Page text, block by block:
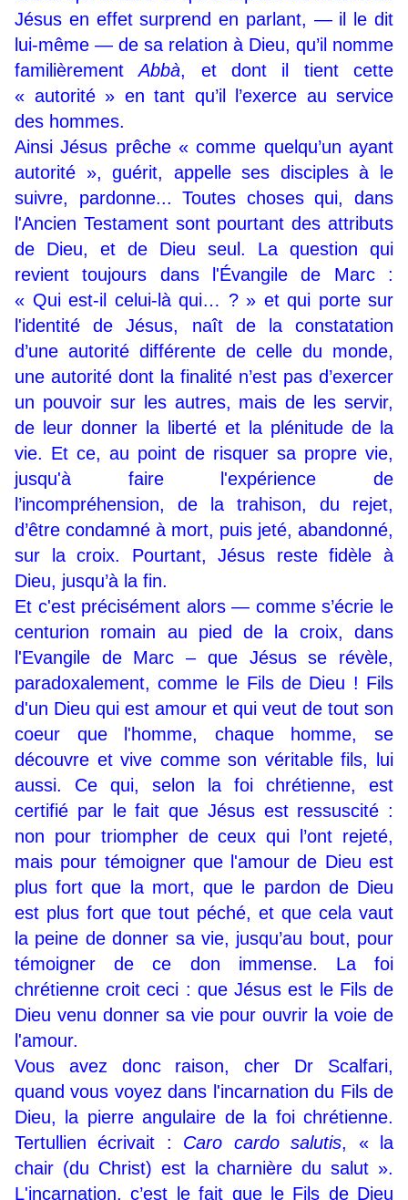
Jésus en effet surprend en parlant, — il le dit
lui-même — de sa relation à Dieu, qu’il nomme
familièrementAbbà, et dont il tient cette
« autorité » en tant qu’il l’exerce au service
des hommes.
Ainsi Jésus prêche « comme quelqu’un ayant
autorité », guérit, appelle ses disciples à le
suivre, pardonne... Toutes choses qui, dans
l'Ancien Testament sont pourtant des attributs
de Dieu, et de Dieu seul. La question qui
revient toujours dans l'Évangile de Marc :
« Qui est-il celui-là qui… ? » et qui porte sur
l'identité de Jésus, naît de la constatation
d’une autorité différente de celle du monde,
une autorité dont la finalité n’est pas d’exercer
un pouvoir sur les autres, mais de les servir,
de leur donner la liberté et la plénitude de la
vie. Et ce, au point de risquer sa propre vie,
jusqu'à faire l'expérience de
l’incompréhension, de la trahison, du rejet,
d’être condamné à mort, puis jeté, abandonné,
sur la croix. Pourtant, Jésus reste fidèle à
Dieu, jusqu’à la fin.
Et c'est précisément alors — comme s’écrie le
centurion romain au pied de la croix, dans
l'Evangile de Marc – que Jésus se révèle,
paradoxalement, comme le Fils de Dieu ! Fils
d'un Dieu qui est amour et qui veut de tout son
coeur que l'homme, chaque homme, se
découvre et vive comme son véritable fils, lui
aussi. Ce qui, selon la foi chrétienne, est
certifié par le fait que Jésus est ressuscité :
non pour triompher de ceux qui l’ont rejeté,
mais pour témoigner que l'amour de Dieu est
plus fort que la mort, que le pardon de Dieu
est plus fort que tout péché, et que cela vaut
la peine de donner sa vie, jusqu’au bout, pour
témoigner de ce don immense. La foi
chrétienne croit ceci : que Jésus est le Fils de
Dieu venu donner sa vie pour ouvrir la voie de
l'amour.
Vous avez donc raison, cher Dr Scalfari,
quand vous voyez dans l'incarnation du Fils de
Dieu, la pierre angulaire de la foi chrétienne.
Tertullien écrivait : Caro cardo salutis, « la
chair (du Christ) est la charnière du salut ».
L'incarnation, c’est le fait que le Fils de Dieu